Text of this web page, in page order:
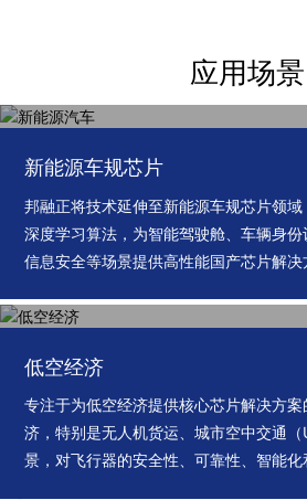
应用场景
新能源车规芯片
邦融正将技术延伸至新能源车规芯片领
深度学习算法，为智能驾驶舱、车辆身
信息安全等场景提供高性能国产芯片解
低空经济
专注于为低空经济提供核心芯片解决方
济，特别是无人机货运、城市空中交通
景，对飞行器的安全性、可靠性、智能